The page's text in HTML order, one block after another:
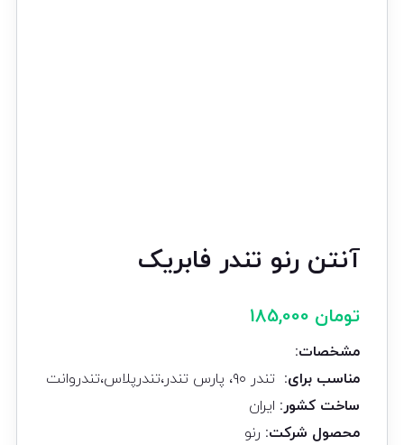
آنتن رنو تندر فابریک
تومان
مشخصات:
مناسب برای: تندر ۹۰، پارس تندر،تندرپلاس،تندروانت
ساخت کشور: ایران
محصول شرکت: رنو